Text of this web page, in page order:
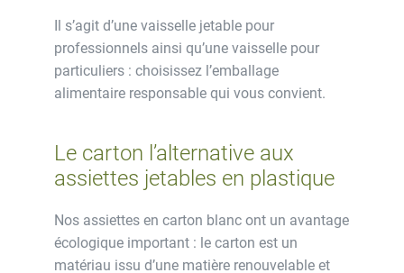
Il s’agit d’une vaisselle jetable pour
professionnels ainsi qu’une vaisselle pour
particuliers : choisissez l’emballage
alimentaire responsable qui vous convient.
Le carton l’alternative aux
assiettes jetables en plastique
Nos assiettes en carton blanc ont un avantage
écologique important : le carton est un
matériau issu d’une matière renouvelable et